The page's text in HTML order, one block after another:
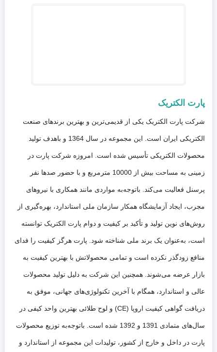
پارت الکتریک
شرکت پارت الکتریک یکی از قدیمی‌ترین و بهترین برندهای صنعت
الکتریکی ایران است. این مجموعه در سال 1364 و باهدف تولید
محصولات الکتریکی تأسیس شده است. امروزه شرکت پارت در
زمینی به مساحت بیش از 10000 مترمربع و با حضور صدها نفر
پرسنل فعالیت می‌کند. باتوجه‌به مواردی مانند همکاری با نیروهای
مجرب، ایجاد آزمایشگاه همکار سازمان ملی استاندارد، بهره‌گیری از
روش‌های نوین تولید و تأکید بر کیفیت و دوام پارت الکتریک توانسته
است، به‌عنوان یک برند ملی شناخته شود. پارت هرگز کیفیت را فدای
منافع زودگذر نکرده است و تمامی محصولاتش با بهترین کیفیت به
بازار عرضه می‌شوند. همچنین این شرکت به دلیل تولید محصولات
عالی و استاندارد، همگام با آخرین تکنولوژی‌های جهانی، موفق به
دریافت گواهی کیفیت اروپا (CE) و لوح طلائی بهترین واحد کیفی در
سال‌های متمادی 1391 و 1392 شده است. باتوجه‌به توزیع محصولات
پارت در داخل و خارج از کشور، تولیدات این مجموعه از استاندارد و